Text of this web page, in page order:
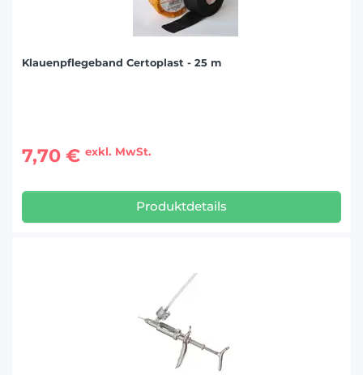
Klauenpflegeband Certoplast - 25 m
7,70 € exkl. MwSt.
Produktdetails